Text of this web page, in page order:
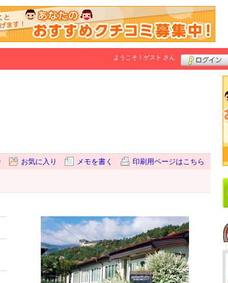
ようこそ！ ゲスト さん
お気に入り メモを書く 印刷用ページはこちら